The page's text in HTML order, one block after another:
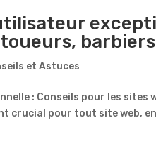
et Astuces
: Conseils pour les
crucial pour tout site web,